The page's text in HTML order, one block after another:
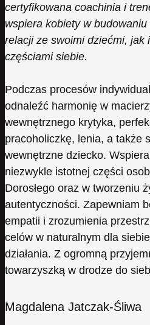
certyfikowana coachinia i
wspiera kobiety w budowaniu
relacji ze swoimi dziećmi, jak
częściami siebie.
Podczas procesów
odnaleźć harmonię w
wewnętrznego krytyka,
pracoholiczkę, lenia, a także
wewnętrzne dziecko.
niezwykle istotnej części
Dorosłego oraz w tworzeniu
autentyczności. Zapewniam
empatii i zrozumienia
celów w naturalnym dla
działania. Z ogromną
towarzyszką w drodze do
Magdalena Jatczak-Śliwa